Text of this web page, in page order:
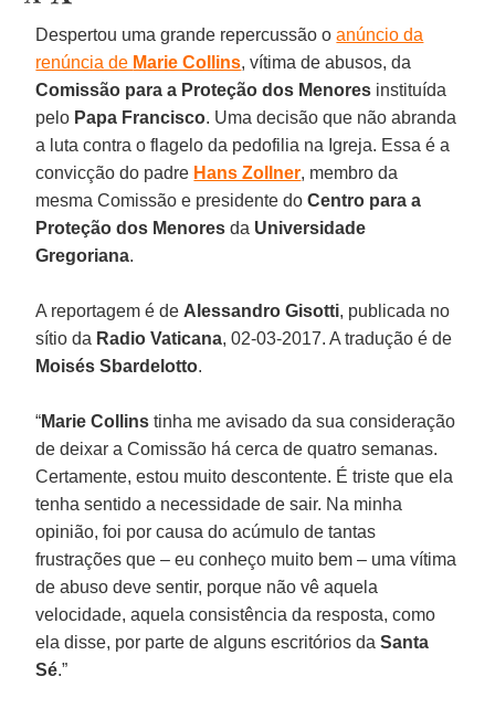
Despertou uma grande repercussão oanúncio da
renúncia de Marie Collins, vítima de abusos, da
Comissão para a Proteção dos Menores instituída
pelo Papa Francisco. Uma decisão que não abranda
a luta contra o flagelo da pedofilia na Igreja. Essa é a
convicção do padre Hans Zollner, membro da
mesma Comissão e presidente doCentro para a
Proteção dos Menores da Universidade
Gregoriana.
A reportagem é de Alessandro Gisotti, publicada no
sítio da Radio Vaticana, 02-03-2017. A tradução é de
Moisés Sbardelotto.
“Marie Collins tinha me avisado da sua consideração
de deixar a Comissão há cerca de quatro semanas.
Certamente, estou muito descontente. É triste que ela
tenha sentido a necessidade de sair. Na minha
opinião, foi por causa do acúmulo de tantas
frustrações que – eu conheço muito bem – uma vítima
de abuso deve sentir, porque não vê aquela
velocidade, aquela consistência da resposta, como
ela disse, por parte de alguns escritórios daSanta
Sé.”